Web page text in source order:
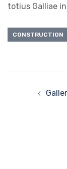
totius Galliae
CONSTRUCTION